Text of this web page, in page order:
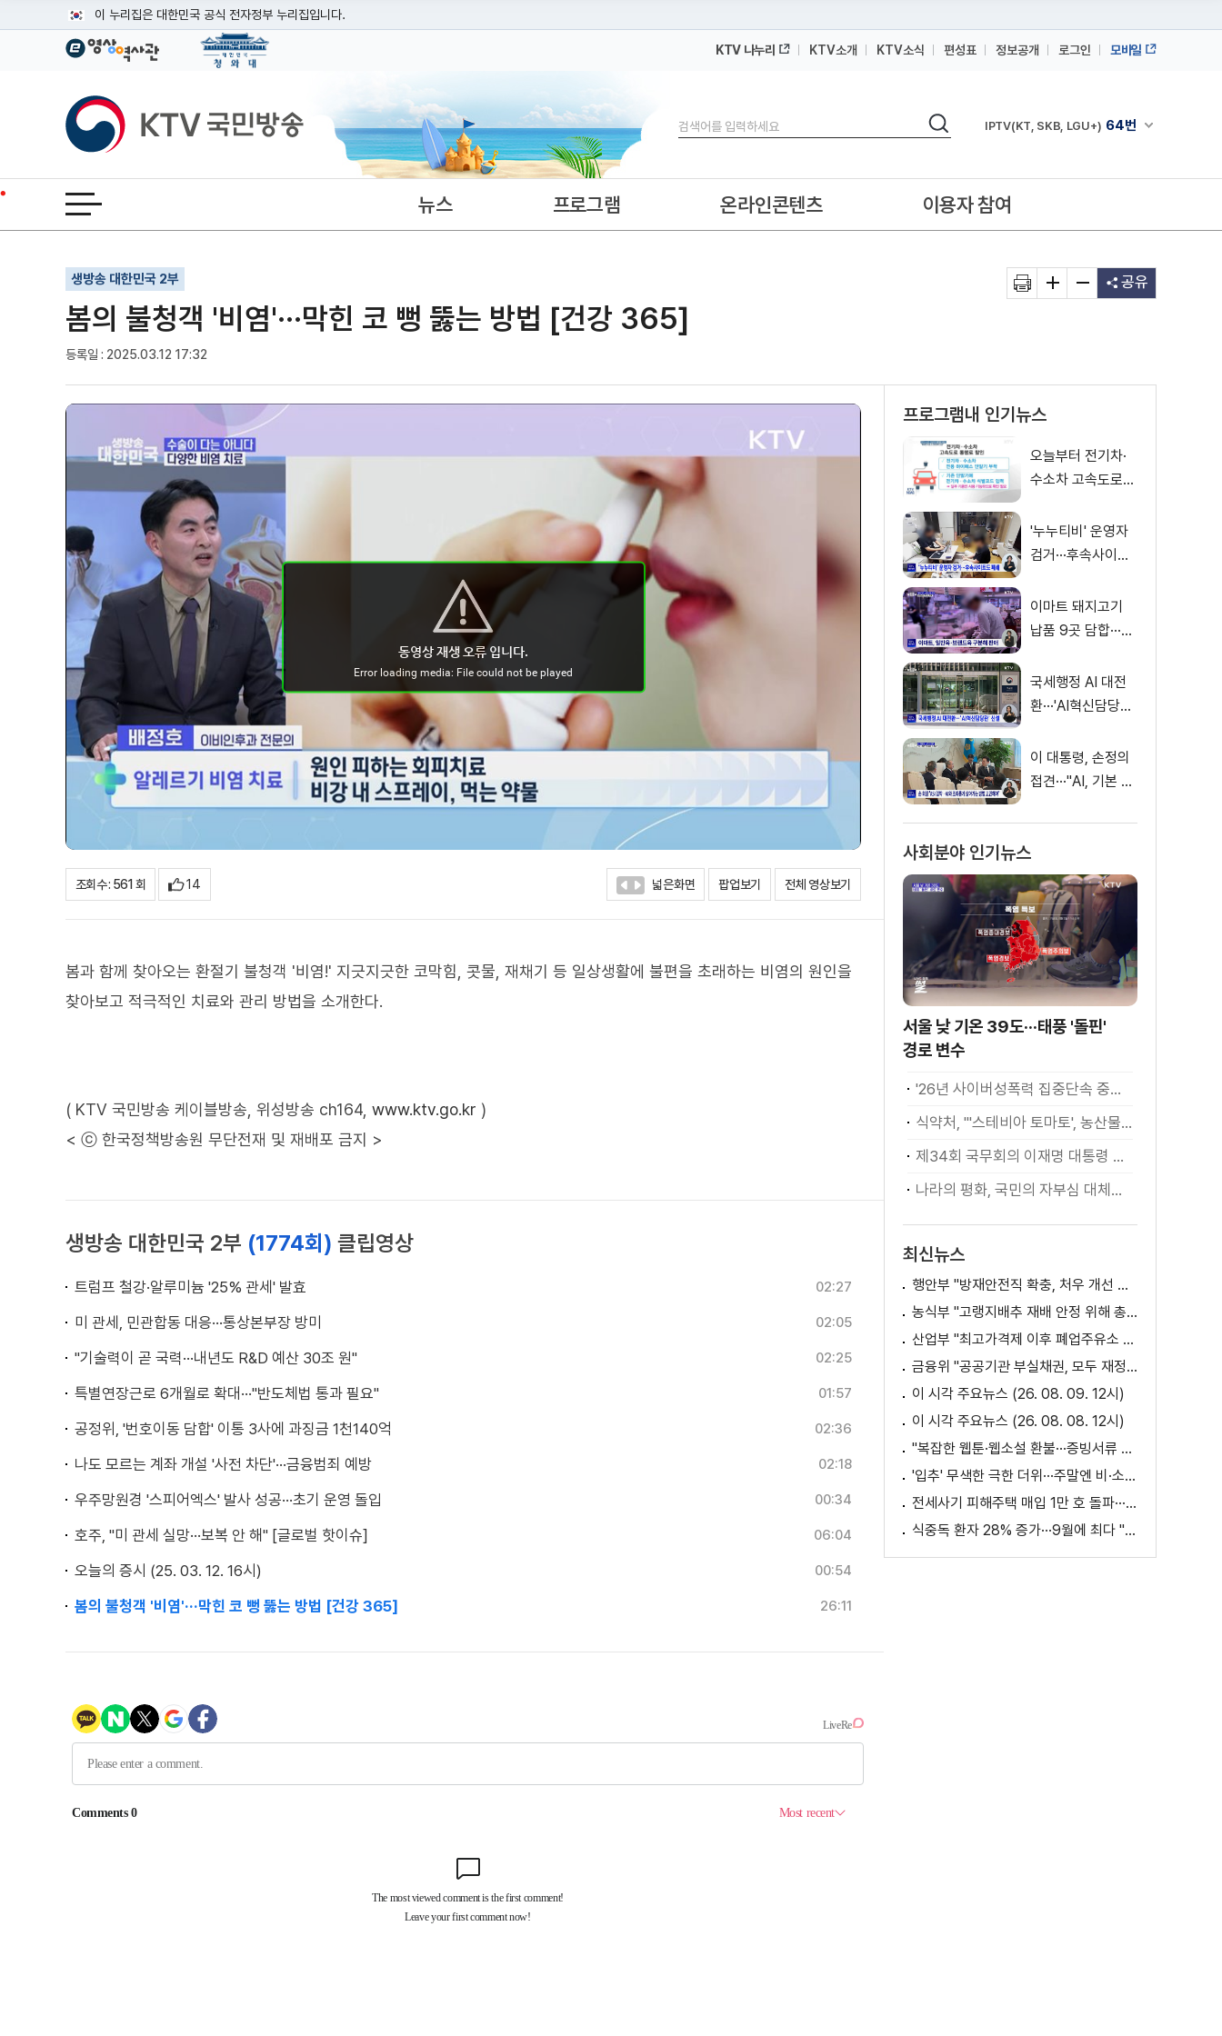
이 누리집은 대한민국 공식 전자정부 누리집입니다.
공식 누리집 주소 확인하기
이밖에 or.kr 또는 .kr등 다른 도메인 주소를 사용하고 있다면 아래 URL에서 도메인 주소를 확인해 보세요
운영중인 공식 누리집보기
KTV 나누리 KTV소개 KTV소식 편성표 정보공개 로그인 모바일
KTV국민방송
검색
검색 채널안내 펼쳐
IPTV(KT, SKB, LGU+) 64번
IPTV(KT, SKB, LGU+)
전체메뉴 열기 뉴스 프로그램 온라인콘텐츠 이용자 참여
생방송 대한민국 2부
봄의 불청객 '비염'···막힌 코 뻥 뚫는 방법 [건강 365]
등록일 : 2025.03.12 17:32
기사인쇄
글자확대
글자축소 공유
조회수 : 561 회 14 넓은화면 팝업보기 전체 영상보기
봄과 함께 찾아오는 환절기 불청객 '비염!' 지긋지긋한 코막힘, 콧물, 재채기 등 일상생활에 불편을 초래하는 비염의 원인을
찾아보고 적극적인 치료와 관리 방법을 소개한다.
( KTV 국민방송 케이블방송, 위성방송 ch164, www.ktv.go.kr )
< ⓒ 한국정책방송원 무단전재 및 재배포 금지 >
생방송 대한민국 2부 (1774회) 클립영상
트럼프 철강·알루미늄 '25% 관세' 발효 02:27
미 관세, 민관합동 대응···통상본부장 방미 02:05
"기술력이 곧 국력···내년도 R&D 예산 30조 원" 02:25
특별연장근로 6개월로 확대···"반도체법 통과 필요" 01:57
공정위, '번호이동 담합' 이통 3사에 과징금 1천140억 02:36
나도 모르는 계좌 개설 '사전 차단'···금융범죄 예방 02:18
우주망원경 '스피어엑스' 발사 성공···초기 운영 돌입 00:34
호주, "미 관세 실망···보복 안 해" [글로벌 핫이슈] 06:04
오늘의 증시 (25. 03. 12. 16시) 00:54
봄의 불청객 '비염'···막힌 코 뻥 뚫는 방법 [건강 365] 26:11
프로그램내 인기뉴스
오늘부터 전기차·
수소차 고속도로
'누누티비' 운영자
검거···후속사이트
이마트 돼지고기
납품 9곳 담합···과
국세행정 AI 대전
환···'AI혁신담당관'
이 대통령, 손정의
접견···"AI, 기본 인
사회분야 인기뉴스
서울 낮 기온 39도···태풍 '돌핀'
경로 변수
'26년 사이버성폭력 집중단속 중간성과 발표···향후 추진계획은?
식약처, "'스테비아 토마토', 농산물 아닌 가공식품"
제34회 국무회의 이재명 대통령 모두발언
나라의 평화, 국민의 자부심 대체불가 대한민국 이재명 대통령 모두말씀
최신뉴스
행안부 "방재안전직 확충, 처우 개선 등 위한 제도개선 추진"
농식부 "고랭지배추 재배 안정 위해 총력···배추가격 점차 안정세"
산업부 "최고가격제 이후 폐업주유소 증가? 사실 아냐"
금융위 "공공기관 부실채권, 모두 재정으로 보전되는 것 아냐"
이 시각 주요뉴스 (26. 08. 09. 12시)
이 시각 주요뉴스 (26. 08. 08. 12시)
"복잡한 웹툰·웹소설 환불···증빙서류 요구까지"
'입추' 무색한 극한 더위···주말엔 비·소나기
전세사기 피해주택 매입 1만 호 돌파···피해 지원 속도
식중독 환자 28% 증가···9월에 최다 "입추 방심 금물"